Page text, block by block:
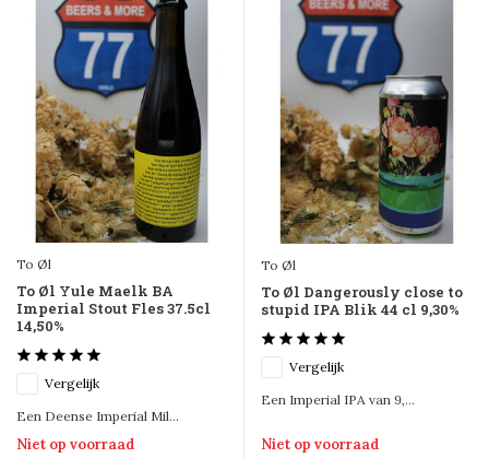
To Øl
To Øl Yule Maelk BA
Imperial Stout Fles 37.5cl
14,50%
Vergelijk
Een Deense Imperial Mil...
Niet op voorraad
To Øl
To Øl Dangerously close to
stupid IPA Blik 44 cl 9,30%
Vergelijk
Een Imperial IPA van 9,...
Niet op voorraad